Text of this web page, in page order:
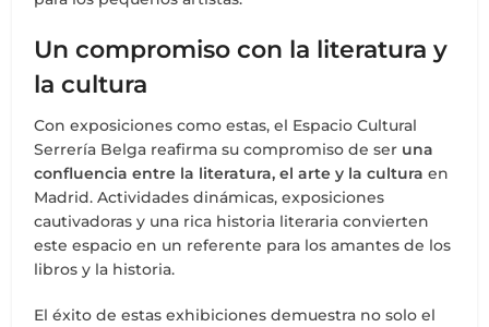
Un compromiso con la literatura y
la cultura
Con exposiciones como estas, el Espacio Cultural
Serrería Belga reafirma su compromiso de ser una
confluencia entre la literatura, el arte y la cultura en
Madrid. Actividades dinámicas, exposiciones
cautivadoras y una rica historia literaria convierten
este espacio en un referente para los amantes de los
libros y la historia.
El éxito de estas exhibiciones demuestra no solo el